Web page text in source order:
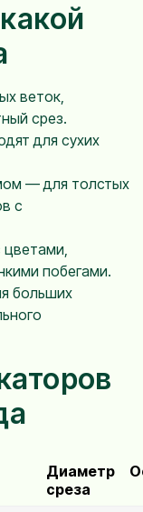
веток,
срез.
для сухих
— для толстых
с
побегами.
больших
Диаметр
среза